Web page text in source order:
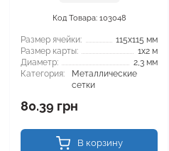
Код Товара: 103048
Размер ячейки:
115x115 мм
Размер карты:
1x2 м
Диаметр:
2,3 мм
Категория:
Металлические
сетки
80.39 грн
В корзину